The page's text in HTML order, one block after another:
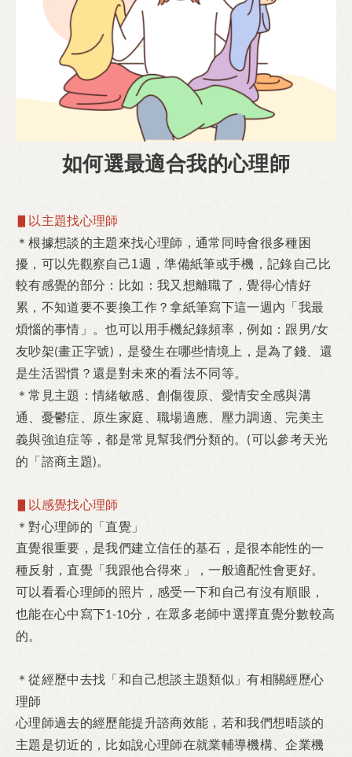
如何選最適合我的心理師
▋以主題找心理師
＊根據想談的主題來找心理師，通常同時會很多種困
擾，可以先觀察自己1週，準備紙筆或手機，記錄自己比
較有感覺的部分： 比如：我又想離職了，覺得心情好
累，不知道要不要換工作？拿紙筆寫下這一週內「我最
煩惱的事情」。也可以用手機紀錄頻率，例如：跟男/女
友吵架(畫正字號) ，是發生在哪些情境上，是為了錢、還
是生活習慣？還是對未來的看法不同等。
＊常見主題：情緒敏感、創傷復原、愛情安全感與溝
通、憂鬱症、原生家庭、職場適應、壓力調適、完美主
義與強迫症等，都是常見幫我們分類的。
(可以參考天光
的「諮商主題)。
▋以感覺找心理師
＊對心理師的「直覺」
直覺很重要，是我們建立信任的基石，是很本能性的一
種反射，直覺「我跟他合得來 」，一般適配性會更好。
可以看看心理師的照片，感受一下和自己有沒有順眼，
也能在心中寫下1-10分，在眾多老師中選擇直覺分數較高
的。
＊從經歷中去找「和自己想談主題類似」有相關經歷心
理師
心理師過去的經歷能提升諮商效能，若和我們想晤談的
主題是切近的，比如說心理師在就業輔導機構、企業機